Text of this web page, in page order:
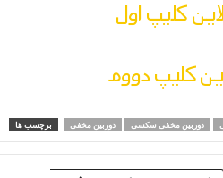
کلیپ اول
کلیپ دووم
برچسب ها دوربین مخفی دوربین مخفی سکسی